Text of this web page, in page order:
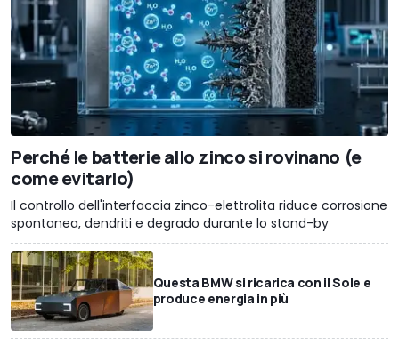
Perché le batterie allo zinco si rovinano (e
come evitarlo)
Il controllo dell'interfaccia zinco-elettrolita riduce corrosione
spontanea, dendriti e degrado durante lo stand-by
Questa BMW si ricarica con il Sole e
produce energia in più